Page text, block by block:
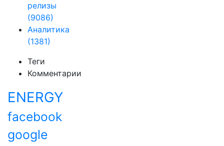
релизы
(9086)
Аналитика
(1381)
Теги
Комментарии
ENERGY
facebook
google